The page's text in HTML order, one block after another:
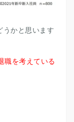
うかと思います
職を考えている